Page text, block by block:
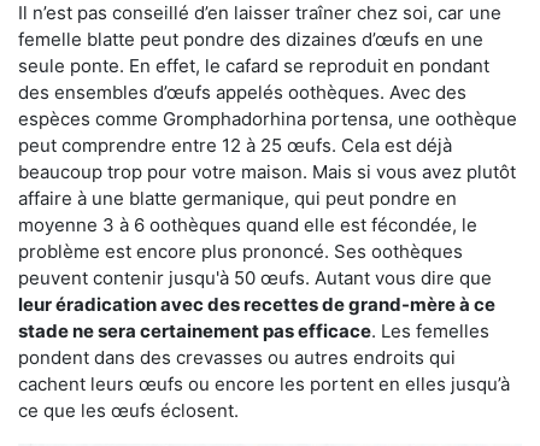
Il n’est pas conseillé d’en laisser traîner chez soi, car une
femelle blatte peut pondre des dizaines d’œufs en une
seule ponte. En effet, le cafard se reproduit en pondant
des ensembles d’œufs appelés oothèques. Avec des
espèces comme Gromphadorhina portensa, une oothèque
peut comprendre entre 12 à 25 œufs. Cela est déjà
beaucoup trop pour votre maison. Mais si vous avez plutôt
affaire à une blatte germanique, qui peut pondre en
moyenne 3 à 6 oothèques quand elle est fécondée, le
problème est encore plus prononcé. Ses oothèques
peuvent contenir jusqu'à 50 œufs. Autant vous dire que
leur éradication avec des recettes de grand-mère à ce
stade ne sera certainement pas efficace. Les femelles
pondent dans des crevasses ou autres endroits qui
cachent leurs œufs ou encore les portent en elles jusqu’à
ce que les œufs éclosent.